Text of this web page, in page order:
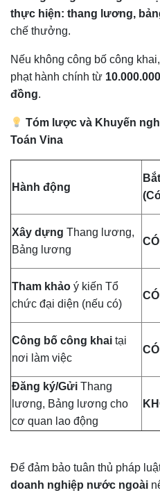
thực hiện: thang lương,
chế thưởng.
Nếu không công bố công
phạt hành chính từ
đồng.
Tóm lược và Khuyến
Toán Vina
Hành động
Xây dựng Thang lương,
Bảng lương
CÓ
Tham khảo ý kiến Tổ
chức đại diện (nếu có)
CÓ
Công bố công khai tại
nơi làm việc
CÓ
Đăng ký/Gửi Thang
lương, Bảng lương cho
cơ quan lao động
Để đảm bảo tuân thủ pháp
doanh nghiệp nước ngoài